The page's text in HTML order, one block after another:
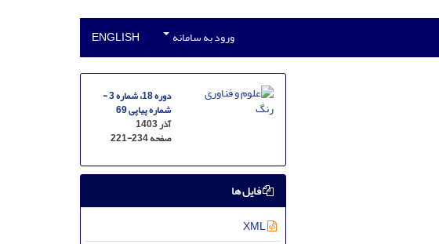
ورود به سامانه ENGLISH
دوره 18، شماره 3 -
شماره پیاپی 69
آذر 1403
صفحه221-234
فایل ها
XML